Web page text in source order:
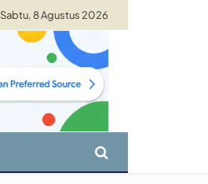
Sabtu, 8 Agustus 2026